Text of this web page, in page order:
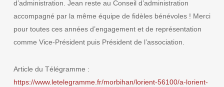
d’administration. Jean reste au Conseil d’administration
accompagné par la même équipe de fidèles bénévoles ! Merci
pour toutes ces années d’engagement et de représentation
comme Vice-Président puis Président de l’association.
Article du Télégramme :
https://www.letelegramme.fr/morbihan/lorient-56100/a-lorient-